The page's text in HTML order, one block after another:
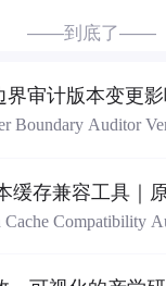
——到底了——
Boundary Auditor
、结果结构和风险
码、3 项自动化测
Cache Compatibility